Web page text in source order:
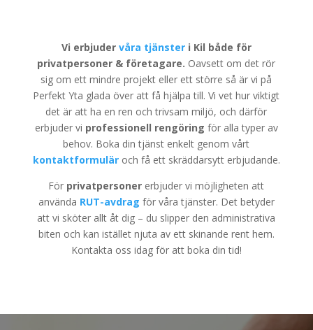
Vi erbjuder våra tjänsteri Kil både för
privatpersoner & företagare. Oavsett om det rör
sig om ett mindre projekt eller ett större så är vi på
Perfekt Yta glada över att få hjälpa till. Vi vet hur viktigt
det är att ha en ren och trivsam miljö, och därför
erbjuder vi professionell rengöring för alla typer av
behov. Boka din tjänst enkelt genom vårt
kontaktformuläroch få ett skräddarsytt erbjudande.
För privatpersoner erbjuder vi möjligheten att
använda RUT-avdrag för våra tjänster. Det betyder
att vi sköter allt åt dig – du slipper den administrativa
biten och kan istället njuta av ett skinande rent hem.
Kontakta oss idag för att boka din tid!